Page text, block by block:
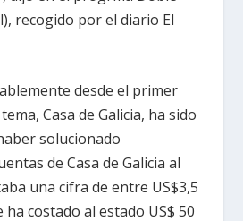
recogido por el diario El
desde el primer
Casa de Galicia, ha sido
solucionado
de Casa de Galicia al
una cifra de entre US$3,5
ha costado al estado US$ 50